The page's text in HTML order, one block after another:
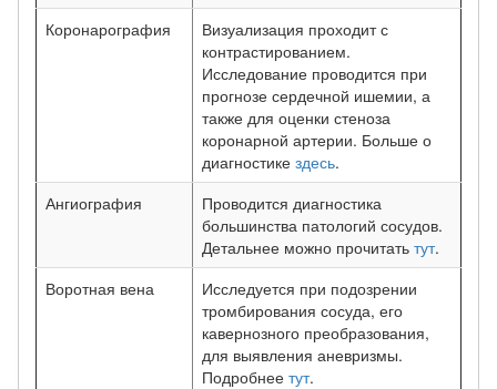
Коронарография
Визуализация проходит с
контрастированием.
Исследование проводится при
прогнозе сердечной ишемии, а
также для оценки стеноза
коронарной артерии. Больше о
диагностике здесь.
Ангиография
Проводится диагностика
большинства патологий сосудов.
Детальнее можно прочитать тут.
Воротная вена
Исследуется при подозрении
тромбирования сосуда, его
кавернозного преобразования,
для выявления аневризмы.
Подробнее тут.